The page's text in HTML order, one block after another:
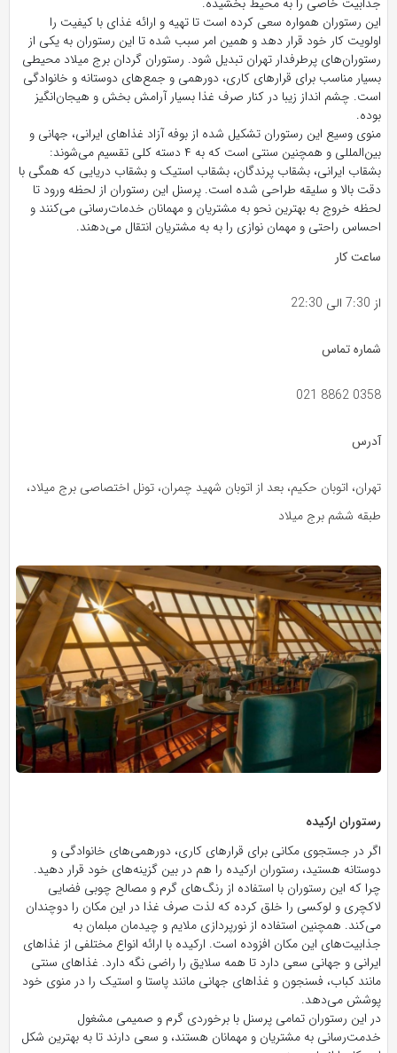
این رستوران همواره سعی کرده است تا تهیه و ارائه غذای با کیفیت را
اولویت کار خود قرار دهد و همین امر سبب شده تا این رستوران به یکی از
رستوران‌های پرطرفدار تهران تبدیل شود. رستوران گردان برج میلاد محیطی
بسیار مناسب برای قرار‌های کاری، دورهمی و جمع‌های دوستانه و خانوادگی
است. چشم انداز زیبا در کنار صرف غذا بسیار آرامش بخش و هیجان‌انگیز
بوده.
منوی وسیع این رستوران تشکیل شده از بوفه آزاد غذا‌های ایرانی، جهانی و
بین‌المللی و همچنین سنتی است که به ۴ دسته کلی تقسیم می‌شوند:
بشقاب ایرانی، بشقاب پرندگان، بشقاب استیک و بشقاب دریایی که همگی با
دقت بالا و سلیقه طراحی شده است. پرسنل این رستوران از لحظه ورود تا
لحظه خروج به بهترین نحو به مشتریان و مهمانان خدمات‌رسانی می‌کنند و
احساس راحتی و مهمان نوازی را به به مشتریان انتقال می‌دهند.
ساعت کار
از 7:30 الی 22:30
شماره تماس
021 8862 0358
آدرس
تهران، اتوبان حکیم، بعد از اتوبان شهید چمران، تونل اختصاصی برج میلاد،
طبقه ششم برج میلاد
رستوران ارکیده
اگر در جستجوی مکانی برای قرار‌های کاری، دورهمی‌های خانوادگی و
دوستانه هستید، رستوران ارکیده را هم در بین گزینه‌های خود قرار دهید.
چرا که این رستوران با استفاده از رنگ‌های گرم و مصالح چوبی فضایی
لاکچری و لوکسی را خلق کرده که لذت صرف غذا در این مکان را دوچندان
می‌کند. همچنین استفاده از نورپردازی ملایم و چیدمان مبلمان به
جذابیت‌های این مکان افزوده است. ارکیده با ارائه انواع مختلفی از غذا‌های
ایرانی و جهانی سعی دارد تا همه سلایق را راضی نگه دارد. غذا‌های سنتی
مانند کباب، فسنجون و غذا‌های جهانی مانند پاستا و استیک را در منوی خود
پوشش می‌دهد.
در این رستوران تمامی پرسنل با برخوردی گرم و صمیمی مشغول
خدمت‌رسانی به مشتریان و مهمانان هستند، و سعی دارند تا به بهترین شکل